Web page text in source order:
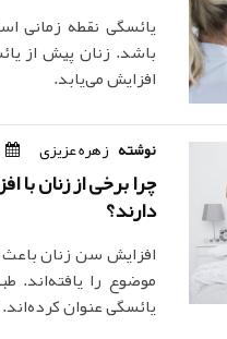
باشد. زنان پیش از
افزایش می‌یابد.
نوشته زهره عزیزی
چرا برخی از زنان
دارند؟
افزایش سن زنان
موضوع را یافته‌اند.
یائسگی عنوان